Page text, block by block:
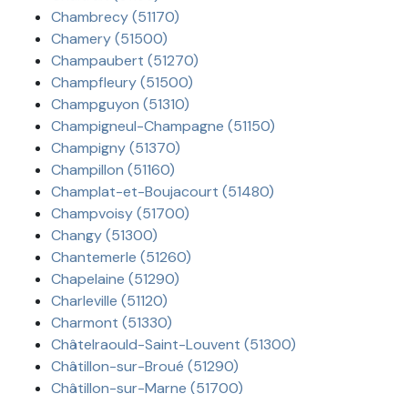
Chambrecy (51170)
Chamery (51500)
Champaubert (51270)
Champfleury (51500)
Champguyon (51310)
Champigneul-Champagne (51150)
Champigny (51370)
Champillon (51160)
Champlat-et-Boujacourt (51480)
Champvoisy (51700)
Changy (51300)
Chantemerle (51260)
Chapelaine (51290)
Charleville (51120)
Charmont (51330)
Châtelraould-Saint-Louvent (51300)
Châtillon-sur-Broué (51290)
Châtillon-sur-Marne (51700)